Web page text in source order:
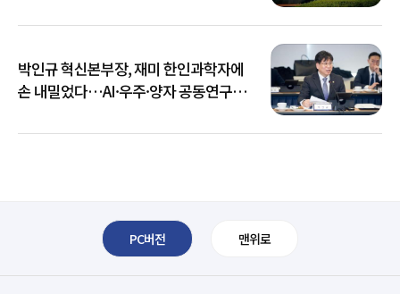
박인규 혁신본부장, 재미 한인과학자에
손 내밀었다…AI·우주·양자 공동연구
PC버전 맨위로